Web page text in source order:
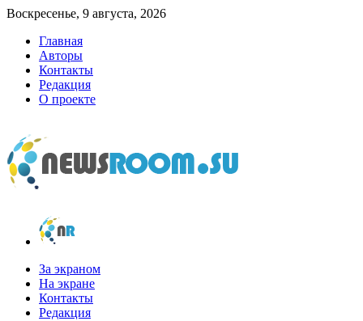
Воскресенье, 9 августа, 2026
Главная
Авторы
Контакты
Редакция
О проекте
newsroom.su
Новости о новостях
За экраном
На экране
Контакты
Редакция